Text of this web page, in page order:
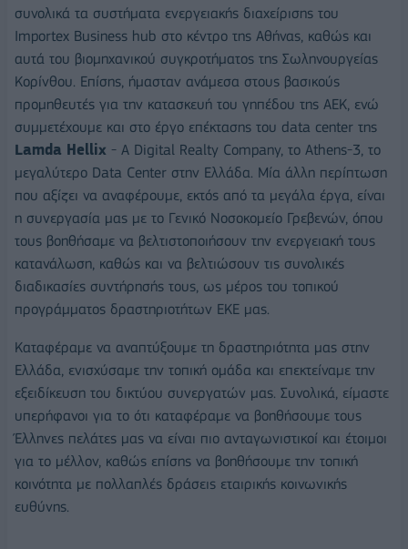
συνολικά τα συστήματα ενεργειακής διαχείρισης του
Importex Business hub στο κέντρο της Αθήνας, καθώς και
αυτά του βιομηχανικού συγκροτήματος της Σωληνουργείας
Κορίνθου. Επίσης, ήμασταν ανάμεσα στους βασικούς
προμηθευτές για την κατασκευή του γηπέδου της ΑΕΚ, ενώ
συμμετέχουμε και στο έργο επέκτασης του data center της
Lamda Hellix - A Digital Realty Company, το Athens-3, το
μεγαλύτερο Data Center στην Ελλάδα. Μία άλλη περίπτωση
που αξίζει να αναφέρουμε, εκτός από τα μεγάλα έργα, είναι
η συνεργασία μας με το Γενικό Νοσοκομείο Γρεβενών, όπου
τους βοηθήσαμε να βελτιστοποιήσουν την ενεργειακή τους
κατανάλωση, καθώς και να βελτιώσουν τις συνολικές
διαδικασίες συντήρησής τους, ως μέρος του τοπικού
προγράμματος δραστηριοτήτων ΕΚΕ μας.
Καταφέραμε να αναπτύξουμε τη δραστηριότητα μας στην
Ελλάδα, ενισχύσαμε την τοπική ομάδα και επεκτείναμε την
εξειδίκευση του δικτύου συνεργατών μας. Συνολικά, είμαστε
υπερήφανοι για το ότι καταφέραμε να βοηθήσουμε τους
Έλληνες πελάτες μας να είναι πιο ανταγωνιστικοί και έτοιμοι
για το μέλλον, καθώς επίσης να βοηθήσουμε την τοπική
κοινότητα με πολλαπλές δράσεις εταιρικής κοινωνικής
ευθύνης.